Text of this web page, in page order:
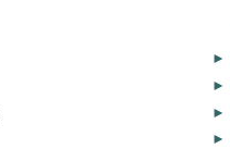
►
►
►
►